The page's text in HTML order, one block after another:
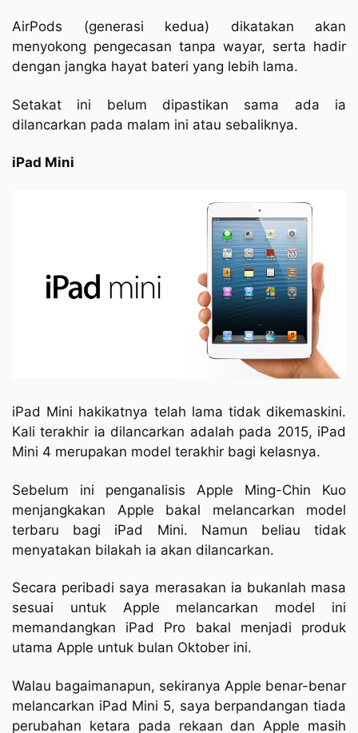
AirPods (generasi kedua) dikatakan akan
menyokong pengecasan tanpa wayar, serta hadir
dengan jangka hayat bateri yang lebih lama.
Setakat ini belum dipastikan sama ada ia
dilancarkan pada malam ini atau sebaliknya.
iPad Mini
iPad Mini hakikatnya telah lama tidak dikemaskini.
Kali terakhir ia dilancarkan adalah pada 2015, iPad
Mini 4 merupakan model terakhir bagi kelasnya.
Sebelum ini penganalisis Apple Ming-Chin Kuo
menjangkakan Apple bakal melancarkan model
terbaru bagi iPad Mini. Namun beliau tidak
menyatakan bilakah ia akan dilancarkan.
Secara peribadi saya merasakan ia bukanlah masa
sesuai untuk Apple melancarkan model ini
memandangkan iPad Pro bakal menjadi produk
utama Apple untuk bulan Oktober ini.
Walau bagaimanapun, sekiranya Apple benar-benar
melancarkan iPad Mini 5, saya berpandangan tiada
perubahan ketara pada rekaan dan Apple masih